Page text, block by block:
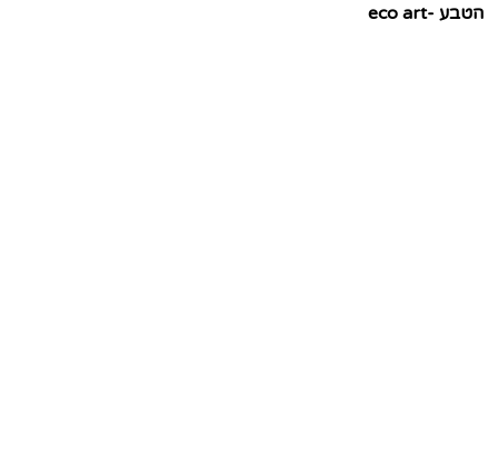
הטבע -eco art